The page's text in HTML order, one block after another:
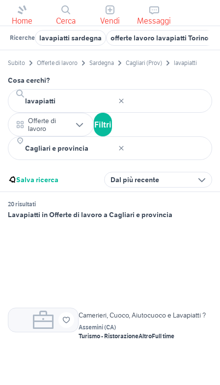
Home Cerca Vendi Messaggi
Ricerche lavapiatti sardegna offerte lavoro lavapiatti Torino
Subito Offerte di lavoro Sardegna Cagliari (Prov) lavapiatti
Cosa cerchi?
Offerte di
lavoro
Filtri
Salva ricerca Dal più recente
20 risultati
Lavapiatti in Offerte di lavoro a Cagliari e provincia
Camerieri, Cuoco, Aiutocuoco e Lavapiatti ?
Assemini(CA)
Turismo - RistorazioneAltroFull time